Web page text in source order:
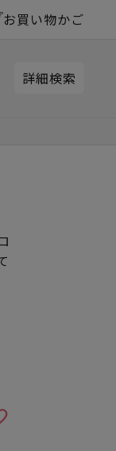
お買い物かご
詳細検索